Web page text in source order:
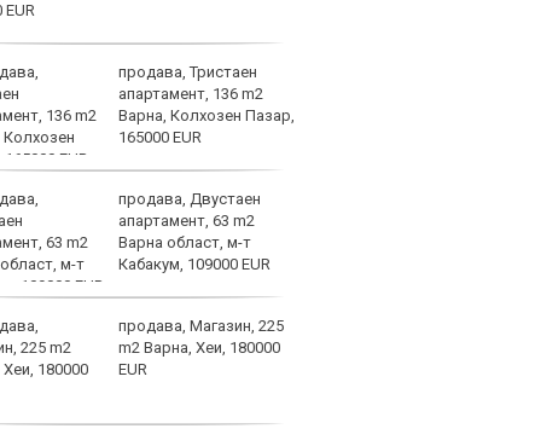
продава, Тристаен
апартамент, 136 m2
Варна, Колхозен Пазар,
165000 EUR
продава, Двустаен
апартамент, 63 m2
Варна област, м-т
Кабакум, 109000 EUR
продава, Магазин, 225
m2 Варна, Хеи, 180000
EUR